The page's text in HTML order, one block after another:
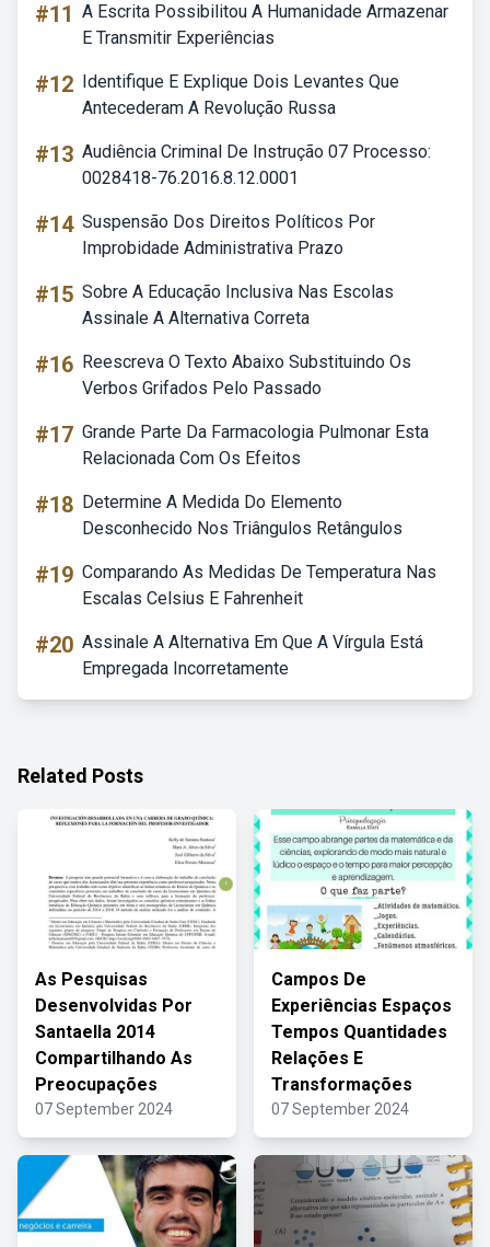
#11 A Escrita Possibilitou A Humanidade Armazenar
E Transmitir Experiências
#12 Identifique E Explique Dois Levantes Que
Antecederam A Revolução Russa
#13 Audiência Criminal De Instrução 07 Processo:
0028418-76.2016.8.12.0001
#14 Suspensão Dos Direitos Políticos Por
Improbidade Administrativa Prazo
#15 Sobre A Educação Inclusiva Nas Escolas
Assinale A Alternativa Correta
#16 Reescreva O Texto Abaixo Substituindo Os
Verbos Grifados Pelo Passado
#17 Grande Parte Da Farmacologia Pulmonar Esta
Relacionada Com Os Efeitos
#18 Determine A Medida Do Elemento
Desconhecido Nos Triângulos Retângulos
#19 Comparando As Medidas De Temperatura Nas
Escalas Celsius E Fahrenheit
#20 Assinale A Alternativa Em Que A Vírgula Está
Empregada Incorretamente
Related Posts
As Pesquisas
Desenvolvidas Por
Santaella 2014
Compartilhando As
Preocupações
07 September 2024
Campos De
Experiências Espaços
Tempos Quantidades
Relações E
Transformações
07 September 2024